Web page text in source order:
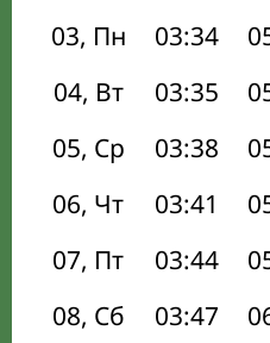
03, Пн
03:34
04, Вт
03:35
05, Ср
03:38
06, Чт
03:41
07, Пт
03:44
08, Сб
03:47